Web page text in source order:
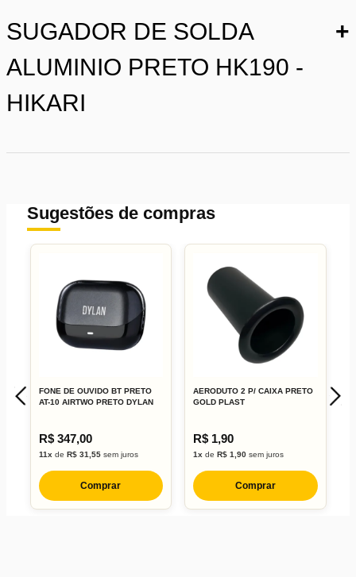
SUGADOR DE SOLDA
ALUMINIO PRETO HK190 -
HIKARI
+
Sugestões de compras
FONE DE OUVIDO BT PRETO
AT-10 AIRTWO PRETO DYLAN
R$ 347,00
11x de R$ 31,55sem juros
Comprar
AERODUTO 2 P/ CAIXA PRETO
GOLD PLAST
R$ 1,90
1x deR$ 1,90 sem juros
Comprar